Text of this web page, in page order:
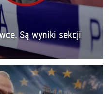
Są wyniki sekcji